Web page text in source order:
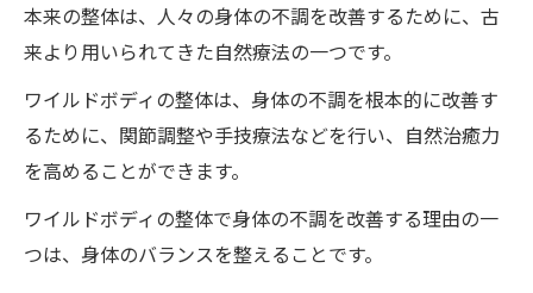
本来の整体は、人々の身体の不調を改善するために、古
来より用いられてきた自然療法の一つです。
ワイルドボディの整体は、身体の不調を根本的に改善す
るために、関節調整や手技療法などを行い、自然治癒力
を高めることができます。
ワイルドボディの整体で身体の不調を改善する理由の一
つは、身体のバランスを整えることです。